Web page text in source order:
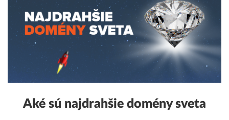
Aké sú najdrahšie domény sveta